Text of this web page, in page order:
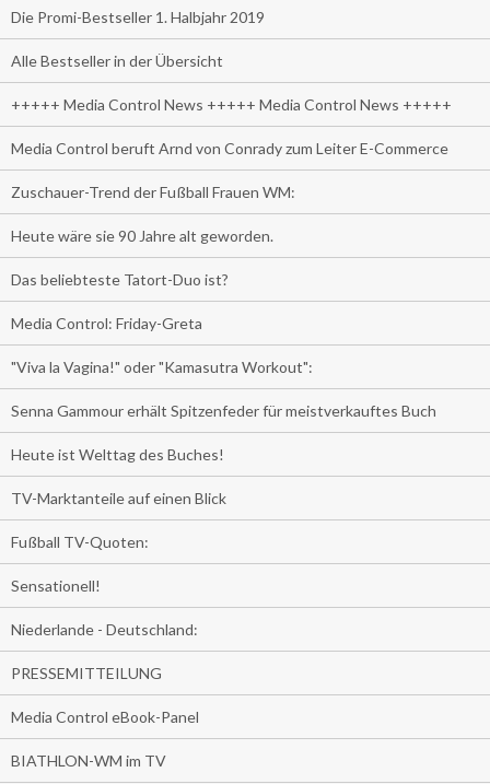
Die Promi-Bestseller 1. Halbjahr 2019
Alle Bestseller in der Übersicht
+++++ Media Control News +++++ Media Control News +++++
Media Control beruft Arnd von Conrady zum Leiter E-Commerce
Zuschauer-Trend der Fußball Frauen WM:
Heute wäre sie 90 Jahre alt geworden.
Das beliebteste Tatort-Duo ist?
Media Control: Friday-Greta
"Viva la Vagina!" oder "Kamasutra Workout":
Senna Gammour erhält Spitzenfeder für meistverkauftes Buch
Heute ist Welttag des Buches!
TV-Marktanteile auf einen Blick
Fußball TV-Quoten:
Sensationell!
Niederlande - Deutschland:
PRESSEMITTEILUNG
Media Control eBook-Panel
BIATHLON-WM im TV